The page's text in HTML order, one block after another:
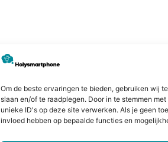
Om de beste ervaringen te bieden, gebruiken wij
slaan en/of te raadplegen. Door in te stemmen
unieke ID's op deze site verwerken. Als je geen
invloed hebben op bepaalde functies en